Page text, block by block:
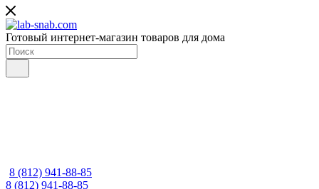
Готовый интернет-магазин товаров для дома
8 (812) 941-88-85
8 (812) 941-88-85